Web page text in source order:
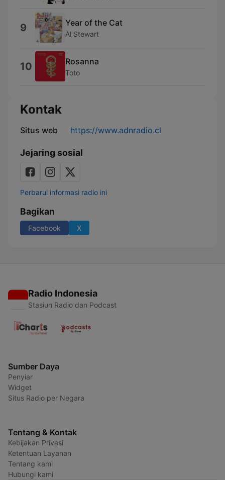
9 Year of the Cat
Al Stewart
10 Rosanna
Toto
Kontak
Situs web https://www.adnradio.cl
Jejaring sosial
Perbarui informasi radio ini
Bagikan
Facebook X
Radio Indonesia
Stasiun Radio dan Podcast
Sumber Daya
Penyiar
Widget
Situs Radio per Negara
Tentang & Kontak
Kebijakan Privasi
Ketentuan Layanan
Tentang kami
Hubungi kami